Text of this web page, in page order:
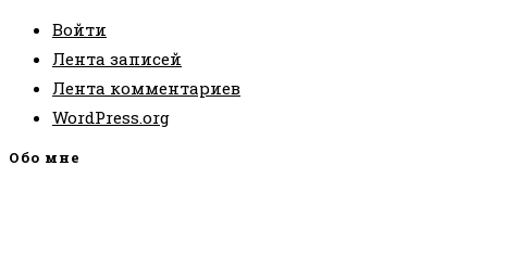
Войти
Лента записей
Лента комментариев
WordPress.org
Обо мне